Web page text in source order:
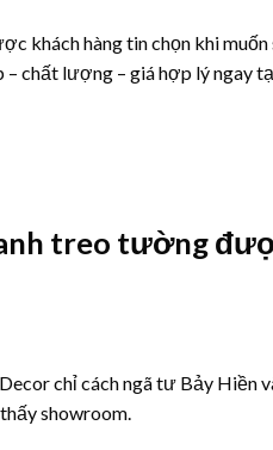
khách hàng tin chọn khi
– chất lượng – giá hợp lý ngay
treo tường
chỉ cách ngã tư Bảy Hiền
showroom.